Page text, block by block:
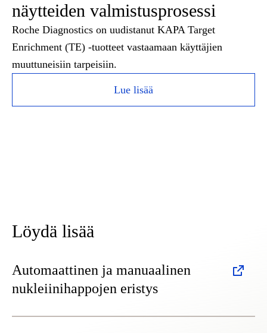
näytteiden valmistusprosessi
Roche Diagnostics on uudistanut KAPA Target
Enrichment (TE) -tuotteet vastaamaan käyttäjien
muuttuneisiin tarpeisiin.
Lue lisää
Löydä lisää
Automaattinen ja manuaalinen
nukleiinihappojen eristys